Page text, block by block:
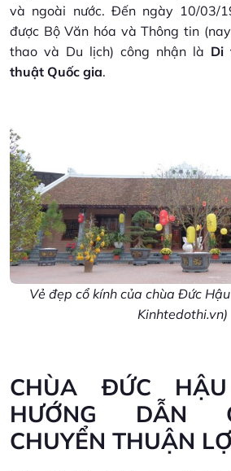
và ngoài nước. Đến ngày 10/03/
được Bộ Văn hóa và Thông tin
thao và Du lịch) công nhận là Di
thuật Quốc gia.
Vẻ đẹp cổ kính của chùa Đức
Kinhtedothi.vn)
CHÙA ĐỨC
HƯỚNG DẪN
CHUYỂN THUẬN